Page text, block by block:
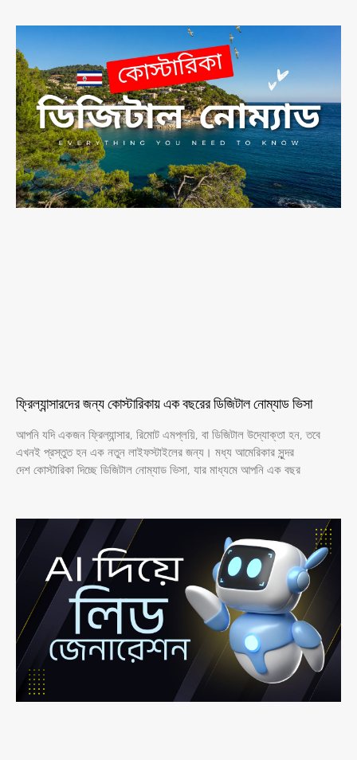
ফ্রিল্যান্সারদের জন্য কোস্টারিকায় এক বছরের ডিজিটাল নোম্যাড ভিসা
আপনি যদি একজন ফ্রিল্যান্সার, রিমোট এমপ্লয়ি, বা ডিজিটাল উদ্যোক্তা হন, তবে
এখনই প্রস্তুত হন এক নতুন লাইফস্টাইলের জন্য। মধ্য আমেরিকার সুন্দর
দেশ কোস্টারিকা দিচ্ছে ডিজিটাল নোম্যাড ভিসা, যার মাধ্যমে আপনি এক বছর